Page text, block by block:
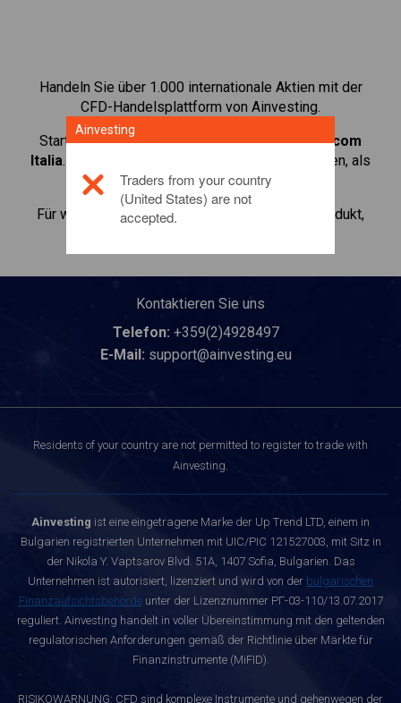
Handeln Sie über 1.000 internationale Aktien mit der
CFD-Handelsplattform von Ainvesting.
Starten Sie mit dem Handel von CFDs aufTelecom
Italia. Erhalten Sie Echtzeit-Preise und Dividenden, als
wenn Sie selbst die Aktie halten.
Für weitere Informationen zu diesem Anlageprodukt,
Kontaktieren Sie uns
Telefon: +359(2)4928497
E-Mail: support@ainvesting.eu
Residents of your country are not permitted to register to trade with
Ainvesting.
Ainvesting ist eine eingetragene Marke der Up Trend LTD, einem in
Bulgarien registrierten Unternehmen mit UIC/PIC 121527003, mit Sitz in
der Nikola Y. Vaptsarov Blvd. 51A, 1407 Sofia, Bulgarien. Das
Unternehmen ist autorisiert, lizenziert und wird von der bulgarischen
Finanzaufsichtsbehördeunter der Lizenznummer РГ-03-110/13.07.2017
reguliert. Ainvesting handelt in voller Übereinstimmung mit den geltenden
regulatorischen Anforderungen gemäß der Richtlinie über Märkte für
Finanzinstrumente (MiFID).
RISIKOWARNUNG: CFD sind komplexe Instrumente und gehenwegen der
Ainvesting
Traders from your country
(United States) are not
accepted.